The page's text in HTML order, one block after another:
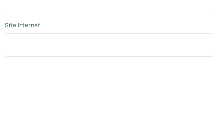
Site Internet